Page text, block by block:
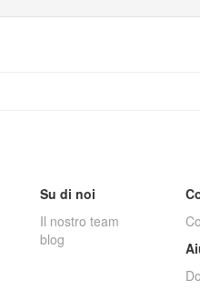
Su di noi
Il nostro team
blog